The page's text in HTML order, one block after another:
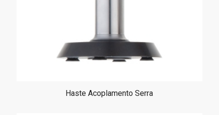
Haste Acoplamento Serra